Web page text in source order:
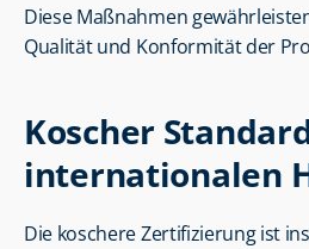
Diese Maßnahmen
Qualität und Konformität der
Koscher
internationalen
Die koschere Zertifizierung ist